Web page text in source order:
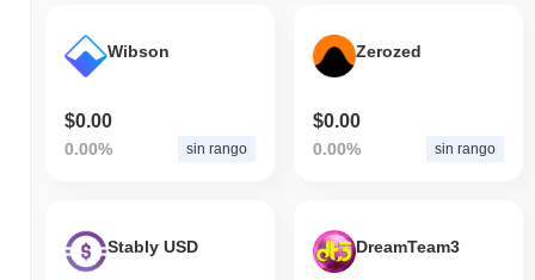
Wibson
$0.00
0.00% sin rango
Zerozed
$0.00
0.00% sin rango
Stably USD DreamTeam3